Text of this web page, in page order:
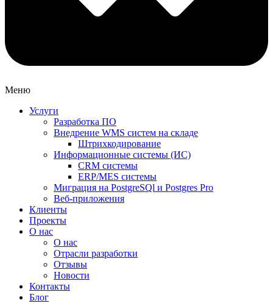
Меню
Услуги
Разработка ПО
Внедрение WMS систем на складе
Штрихкодирование
Информационные системы (ИС)
CRM системы
ERP/MES системы
Миграция на PostgreSQl и Postgres Pro
Веб-приложения
Клиенты
Проекты
О нас
О нас
Отрасли разработки
Отзывы
Новости
Контакты
Блог